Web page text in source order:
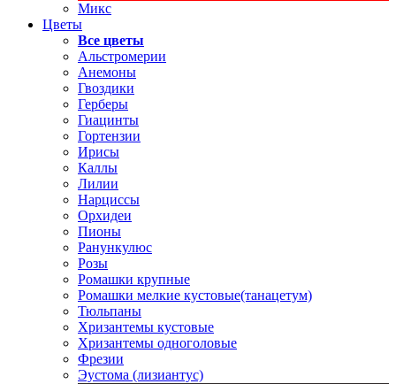
Микс
Цветы
Все цветы
Альстромерии
Анемоны
Гвоздики
Герберы
Гиацинты
Гортензии
Ирисы
Каллы
Лилии
Нарциссы
Орхидеи
Пионы
Ранункулюс
Розы
Ромашки крупные
Ромашки мелкие кустовые(танацетум)
Тюльпаны
Хризантемы кустовые
Хризантемы одноголовые
Фрезии
Эустома (лизиантус)